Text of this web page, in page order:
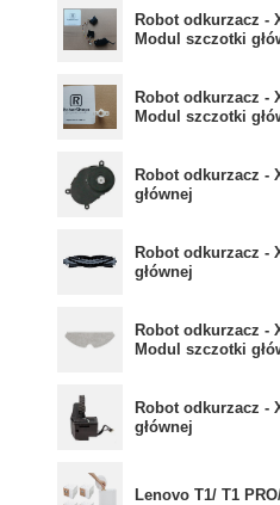
Robot odkurzacz -
Modul szczotki
Robot odkurzacz -
Modul szczotki
Robot odkurzacz -
głównej
Robot odkurzacz -
głównej
Robot odkurzacz -
Modul szczotki
Robot odkurzacz -
głównej
Lenovo T1/ T1